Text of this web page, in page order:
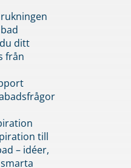
ditt
från
till
– idéer,